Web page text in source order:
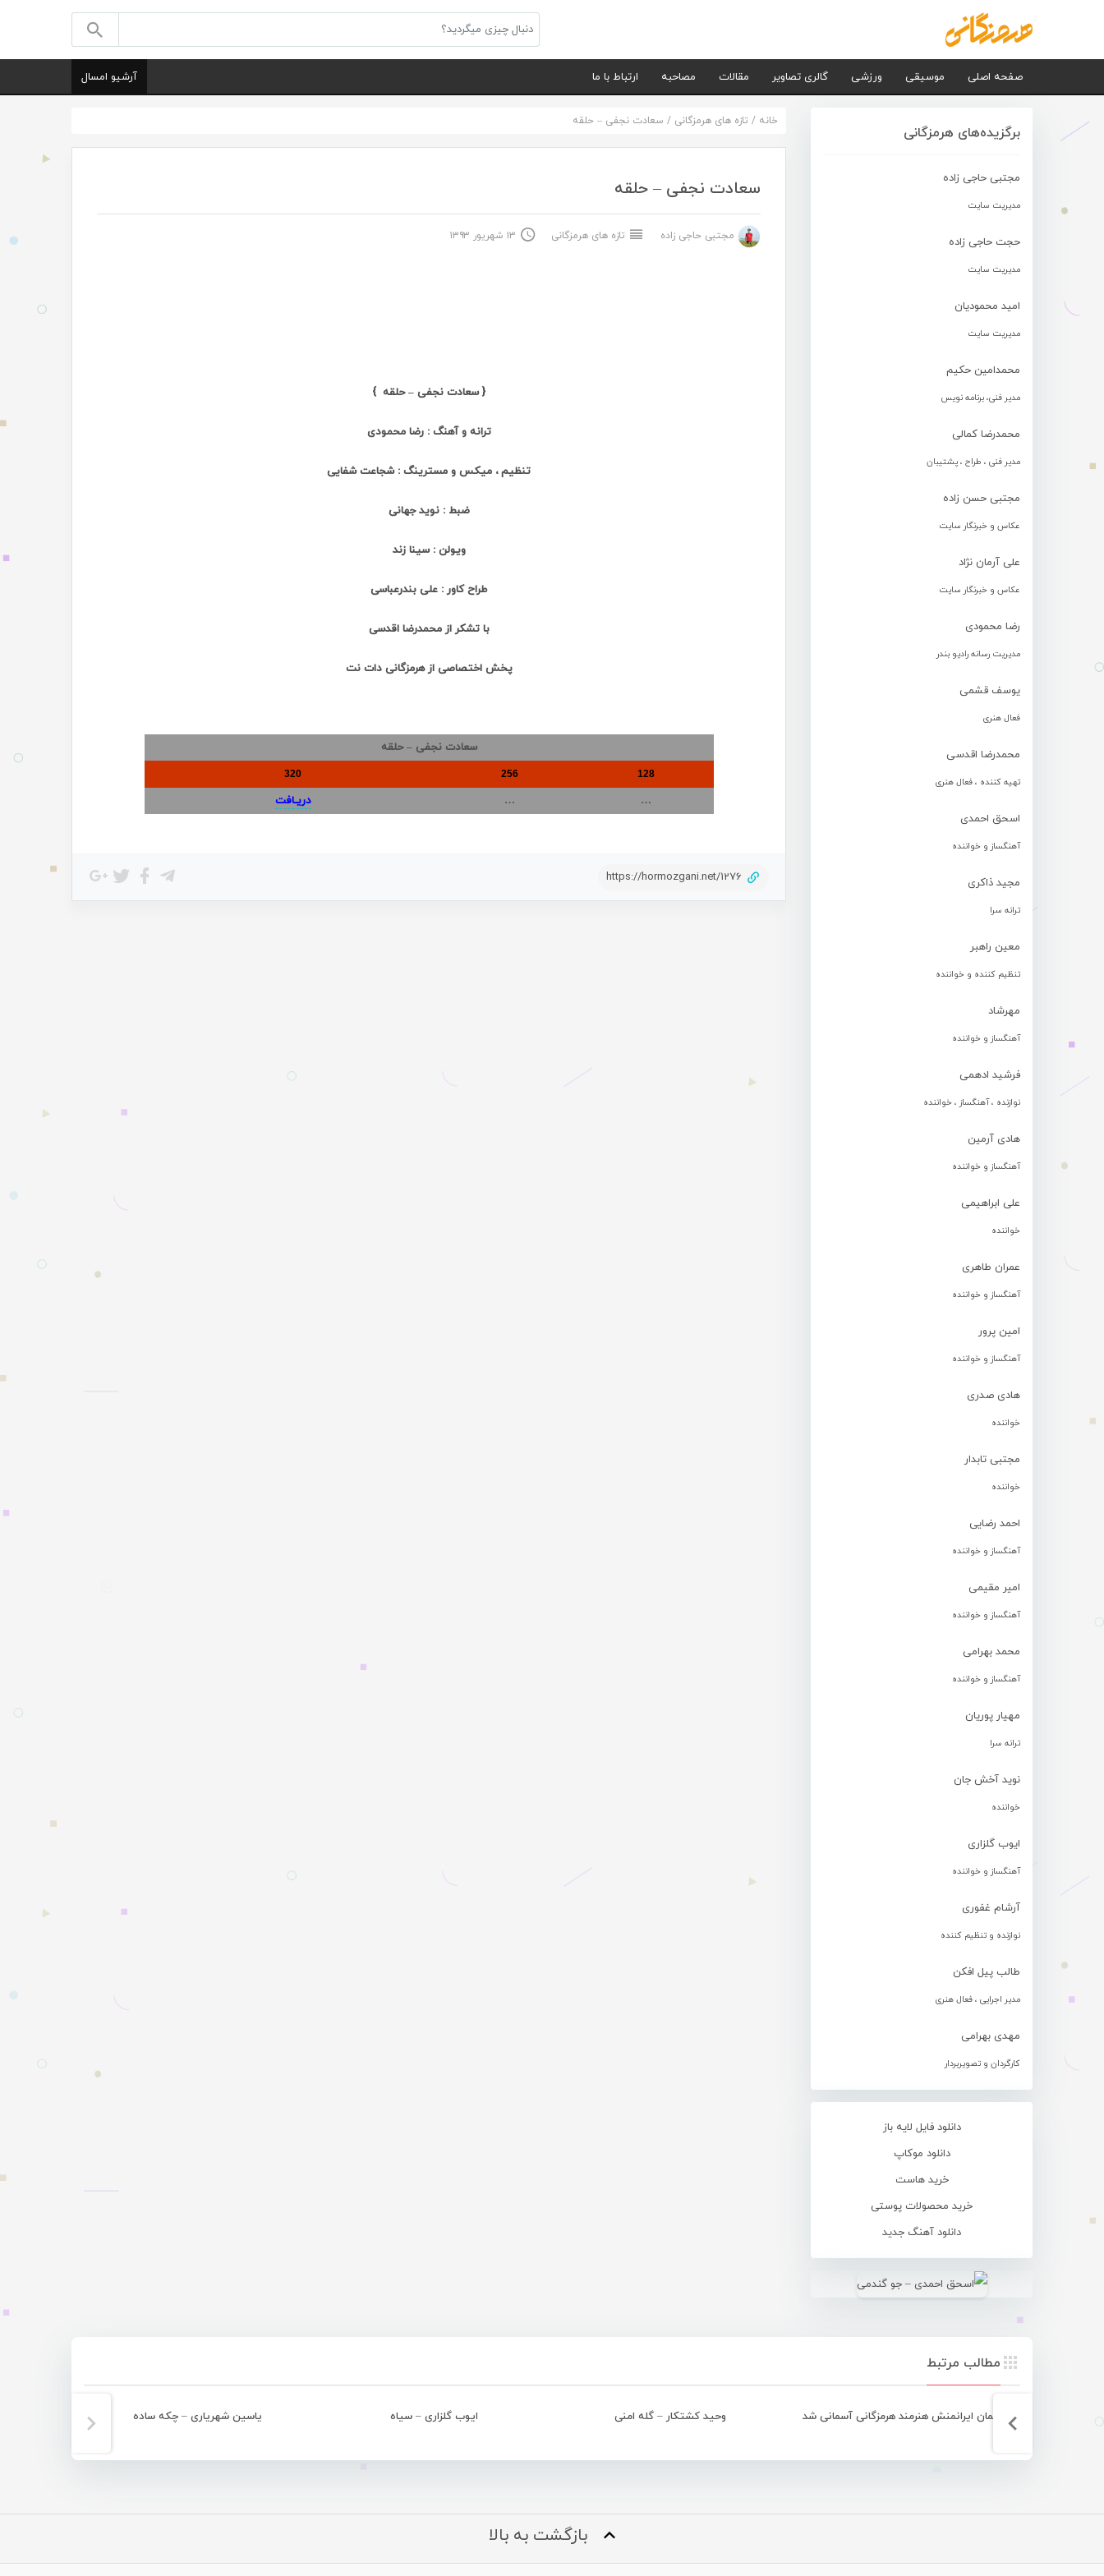
صفحه اصلی موسیقی ورزشی گالری تصاویر مقالات مصاحبه ارتباط با ما آرشیو امسال
برگزیده‌های هرمزگانی
مجتبی حاجی زاده
مدیریت سایت
حجت حاجی زاده
مدیریت سایت
امید محمودیان
مدیریت سایت
محمدامین حکیم
مدیر فنی، برنامه نویس
محمدرضا کمالی
مدیر فنی ، طراح ، پشتیبان
مجتبی حسن زاده
عکاس و خبرنگار سایت
علی آرمان نژاد
عکاس و خبرنگار سایت
رضا محمودی
مدیریت رسانه رادیو بندر
یوسف قشمی
فعال هنری
محمدرضا اقدسی
تهیه کننده ، فعال هنری
اسحق احمدی
آهنگساز و خواننده
مجید ذاکری
ترانه سرا
معین راهبر
تنظیم کننده و خواننده
مهرشاد
آهنگساز و خواننده
فرشید ادهمی
نوازنده ، آهنگساز ، خواننده
هادی آرمین
آهنگساز و خواننده
علی ابراهیمی
خواننده
عمران طاهری
آهنگساز و خواننده
امین پرور
آهنگساز و خواننده
هادی صدری
خواننده
مجتبی تابدار
خواننده
احمد رضایی
آهنگساز و خواننده
امیر مقیمی
آهنگساز و خواننده
محمد بهرامی
آهنگساز و خواننده
مهیار پوریان
ترانه سرا
نوید آخش جان
خواننده
ایوب گلزاری
آهنگساز و خواننده
آرشام غفوری
نوازنده و تنظیم کننده
طالب پیل افکن
مدیر اجرایی ، فعال هنری
مهدی بهرامی
کارگردان و تصویربردار
دانلود فایل لایه باز
دانلود موکاپ
خرید هاست
خرید محصولات پوستی
دانلود آهنگ جدید
خانه / تازه های هرمزگانی / سعادت نجفی – حلقه
سعادت نجفی – حلقه
مجتبی حاجی زاده تازه های هرمزگانی ۱۳ شهریور ۱۳۹۳
{ سعادت نجفی – حلقه }
ترانه و آهنگ : رضا محمودی
تنظیم ، میکس و مسترینگ : شجاعت شفایی
ضبط : نوید جهانی
ویولن : سینا زند
طراح کاور : علی بندرعباسی
با تشکر از محمدرضا اقدسی
پخش اختصاصی از هرمزگانی دات نت
سعادت نجفی – حلقه
128
256
320
…
… دریـافت
https://hormozgani.net/1276
مطالب مرتبط
سلیمان ایرانمنش هنرمند هرمزگانی آسمانی شد وحید کشتکار – گله امنی ایوب گلزاری – سیاه یاسین شهریاری – چکه ساده
بازگشت به بالا